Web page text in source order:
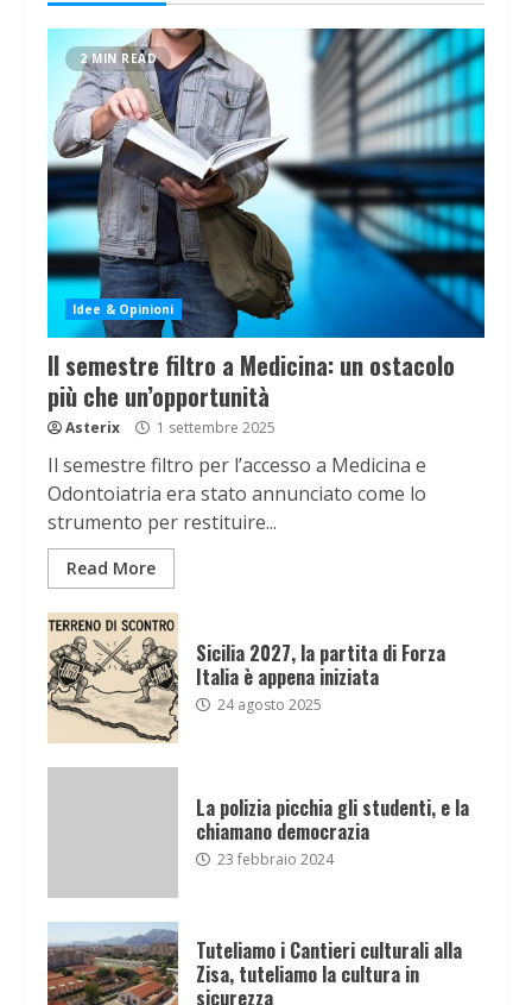
2 MIN READ
Idee & Opinioni
Il semestre filtro a Medicina: un ostacolo
più che un’opportunità
Asterix 1 settembre 2025
Il semestre filtro per l’accesso a Medicina e
Odontoiatria era stato annunciato come lo
strumento per restituire...
Read More
Sicilia 2027, la partita di Forza
Italia è appena iniziata
24 agosto 2025
La polizia picchia gli studenti, e la
chiamano democrazia
23 febbraio 2024
Tuteliamo i Cantieri culturali alla
Zisa, tuteliamo la cultura in
sicurezza